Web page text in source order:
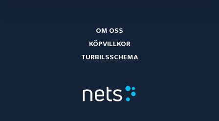
OM OSS
KÖPVILLKOR
TURBILSSCHEMA